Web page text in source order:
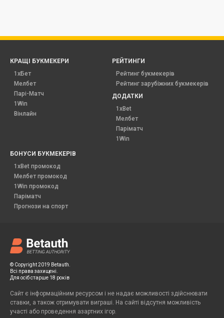
© Copyright 2019 Betauth.
Всі права захищені.
Для осіб старше 18 років
Сайт є інформаційним ресурсом і не надає можливості здійснювати
ставки, а також отримувати виграші. На сайті відсутня можливість
участі або проведення азартних ігор.
КРАЩІ БУКМЕКЕРИ
1хБет
Мелбет
Парі-Матч
1Win
Вінлайн
РЕЙТИНГИ
Рейтинг букмекерів
Рейтинг зарубіжних букмекерів
ДОДАТКИ
1xBet
Мелбет
Паріматч
1Win
БОНУСИ БУКМЕКЕРІВ
1xBet промокод
Мелбет промокод
1Win промокод
Паріматч
Прогнози на спорт